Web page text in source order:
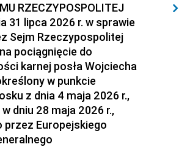
RZECZYPOSPOLITEJ
31 lipca 2026 r. w sprawie
Sejm Rzeczypospolitej
pociągnięcie do
karnej posła Wojciecha
w punkcie
z dnia 4 maja 2026 r.,
dniu 28 maja 2026 r.,
przez Europejskiego